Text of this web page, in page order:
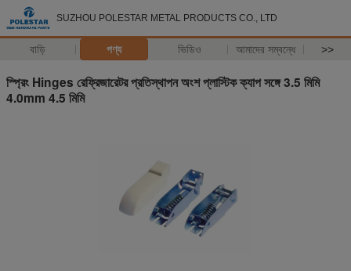
SUZHOU POLESTAR METAL PRODUCTS CO., LTD
বাড়ি পণ্য ভিডিও আমাদের সম্বন্ধে >>
স্প্রিং Hinges রেফ্রিজারেটর প্রতিস্থাপন অংশ প্লাস্টিক ক্যাপ সঙ্গে 3.5 মিমি
4.0mm 4.5 মিমি